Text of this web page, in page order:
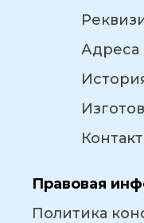
Адреса
Правовая
Политика